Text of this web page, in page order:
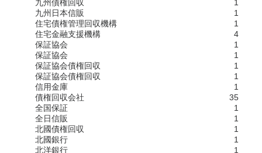
九州債権回収
1
九州日本信販
1
住宅債権管理回収機構
1
住宅金融支援機構
4
保証協会
1
保証協会
1
保証協会債権回収
1
保証協会債権回収
1
信用金庫
1
債権回収会社
35
全国保証
1
全日信販
1
北國債権回収
1
北國銀行
1
北洋銀行
1